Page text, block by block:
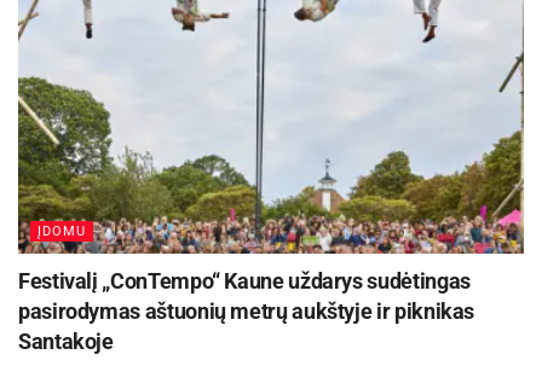
ĮDOMU
Festivalį „ConTempo“ Kaune uždarys sudėtingas
pasirodymas aštuonių metrų aukštyje ir piknikas
Santakoje